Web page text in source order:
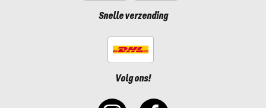
Snelle verzending
Volg ons!